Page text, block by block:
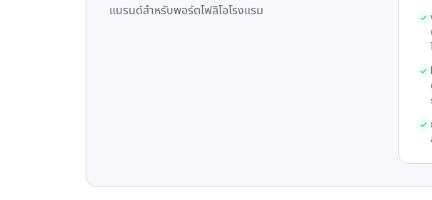
แบรนด์สำหรับพอร์ตโฟลิโอโรงแรม